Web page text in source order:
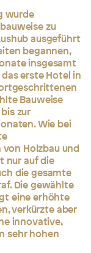
wurde
zu
ausgeführt
begannen,
insgesamt
erste Hotel in
Bauweise
zur
Wie bei
Holzbau und
nur auf die
die gesamte
Die gewählte
eine erhöhte
verkürzte aber
innovative,
sehr hohen